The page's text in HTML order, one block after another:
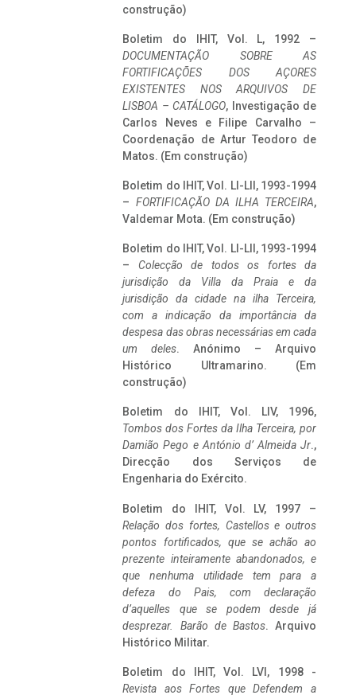
construção)
Boletim do IHIT, Vol. L, 1992 –
DOCUMENTAÇÃO SOBRE AS
FORTIFICAÇÕES DOS AÇORES
EXISTENTES NOS ARQUIVOS DE
LISBOA – CATÁLOGO, Investigação de
Carlos Neves e Filipe Carvalho –
Coordenação de Artur Teodoro de
Matos. (Em construção)
Boletim do IHIT, Vol. LI-LII, 1993-1994
– FORTIFICAÇÃO DA ILHA TERCEIRA,
Valdemar Mota. (Em construção)
Boletim do IHIT, Vol. LI-LII, 1993-1994
– Colecção de todos os fortes da
jurisdição da Villa da Praia e da
jurisdição da cidade na ilha Terceira,
com a indicação da importância da
despesa das obras necessárias em cada
um deles. Anónimo – Arquivo
Histórico Ultramarino. (Em
construção)
Boletim do IHIT, Vol. LIV, 1996,
Tombos dos Fortes da Ilha Terceira, por
Damião Pego e António d’ Almeida Jr.,
Direcção dos Serviços de
Engenharia do Exército.
Boletim do IHIT, Vol. LV, 1997 –
Relação dos fortes, Castellos e outros
pontos fortificados, que se achão ao
prezente inteiramente abandonados, e
que nenhuma utilidade tem para a
defeza do Pais, com declaração
d’aquelles que se podem desde já
desprezar. Barão de Bastos. Arquivo
Histórico Militar.
Boletim do IHIT, Vol. LVI, 1998 -
Revista aos Fortes que Defendem a